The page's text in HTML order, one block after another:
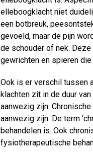
elleboogklacht niet
een botbreuk,
gevoeld, maar de pijn
de schouder of nek.
gewrichten en spieren
Ook is er verschil tussen
klachten zit in de duur
aanwezig zijn.
aanwezig zijn. De term
behandelen is. Ook
fysiotherapeutische